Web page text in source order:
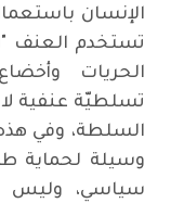
الإنسان
تستخدم العنف
الحريات
تسلطيّة عنفية
السلطة، وفي
وسيلة لحماية
سياسي، وليس